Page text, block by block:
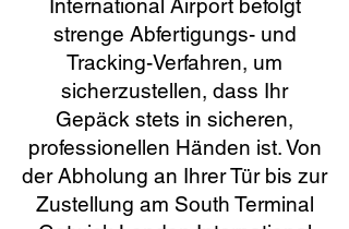
International Airport befolgt
strenge Abfertigungs- und
Tracking-Verfahren, um
sicherzustellen, dass Ihr
Gepäck stets in sicheren,
professionellen Händen ist. Von
der Abholung an Ihrer Tür bis zur
Zustellung am South Terminal